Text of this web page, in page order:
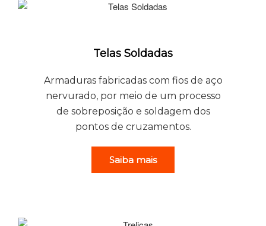
Telas Soldadas
Armaduras fabricadas com fios de aço
nervurado, por meio de um processo
de sobreposição e soldagem dos
pontos de cruzamentos.
Saiba mais